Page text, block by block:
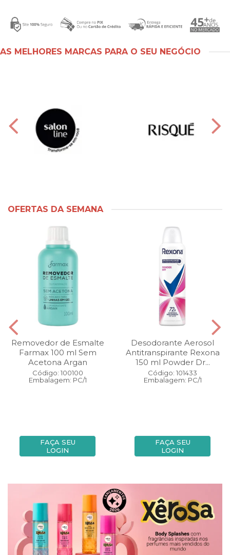
AS MELHORES MARCAS PARA O SEU NEGÓCIO
OFERTAS DA SEMANA
Removedor de Esmalte
Farmax 100 ml Sem
Acetona Argan
Código: 100100
Embalagem: PC/1
FAÇA SEU
LOGIN
Desodorante Aerosol
Antitranspirante Rexona
150 ml Powder Dr...
Código: 101433
Embalagem: PC/1
FAÇA SEU
LOGIN